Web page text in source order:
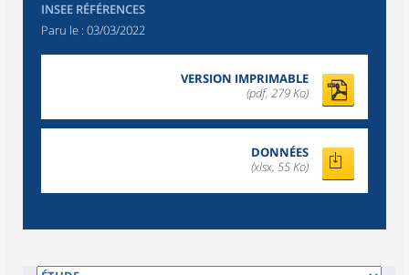
INSEE RÉFÉRENCES
Paru le : 03/03/2022
VERSION IMPRIMABLE
(pdf, 279 Ko)
DONNÉES
(xlsx, 55 Ko)